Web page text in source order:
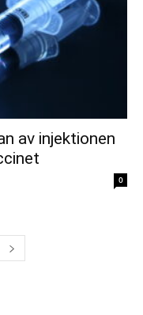
av injektionen
0